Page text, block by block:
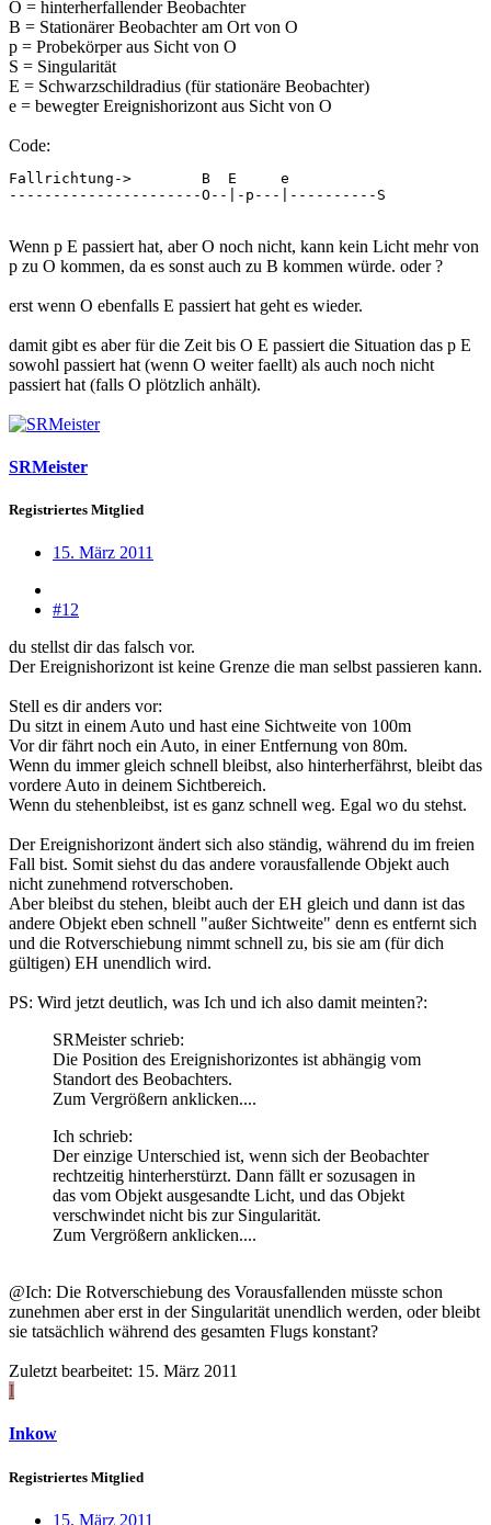
O = hinterherfallender Beobachter
B = Stationärer Beobachter am Ort von O
p = Probekörper aus Sicht von O
S = Singularität
E = Schwarzschildradius (für stationäre Beobachter)
e = bewegter Ereignishorizont aus Sicht von O
Code:
Fallrichtung->        B  E     e
----------------------O--|-p---|----------S
Wenn p E passiert hat, aber O noch nicht, kann kein Licht mehr von
p zu O kommen, da es sonst auch zu B kommen würde. oder ?
erst wenn O ebenfalls E passiert hat geht es wieder.
damit gibt es aber für die Zeit bis O E passiert die Situation das p E
sowohl passiert hat (wenn O weiter faellt) als auch noch nicht
passiert hat (falls O plötzlich anhält).
SRMeister
Registriertes Mitglied
15. März 2011
#12
du stellst dir das falsch vor.
Der Ereignishorizont ist keine Grenze die man selbst passieren kann.
Stell es dir anders vor:
Du sitzt in einem Auto und hast eine Sichtweite von 100m
Vor dir fährt noch ein Auto, in einer Entfernung von 80m.
Wenn du immer gleich schnell bleibst, also hinterherfährst, bleibt das
vordere Auto in deinem Sichtbereich.
Wenn du stehenbleibst, ist es ganz schnell weg. Egal wo du stehst.
Der Ereignishorizont ändert sich also ständig, während du im freien
Fall bist. Somit siehst du das andere vorausfallende Objekt auch
nicht zunehmend rotverschoben.
Aber bleibst du stehen, bleibt auch der EH gleich und dann ist das
andere Objekt eben schnell "außer Sichtweite" denn es entfernt sich
und die Rotverschiebung nimmt schnell zu, bis sie am (für dich
gültigen) EH unendlich wird.
PS: Wird jetzt deutlich, was Ich und ich also damit meinten?:
SRMeister schrieb:
Die Position des Ereignishorizontes ist abhängig vom
Standort des Beobachters.
Zum Vergrößern anklicken....
Ich schrieb:
Der einzige Unterschied ist, wenn sich der Beobachter
rechtzeitig hinterherstürzt. Dann fällt er sozusagen in
das vom Objekt ausgesandte Licht, und das Objekt
verschwindet nicht bis zur Singularität.
Zum Vergrößern anklicken....
@Ich: Die Rotverschiebung des Vorausfallenden müsste schon
zunehmen aber erst in der Singularität unendlich werden, oder bleibt
sie tatsächlich während des gesamten Flugs konstant?
Zuletzt bearbeitet: 15. März 2011
I
Inkow
Registriertes Mitglied
15. März 2011